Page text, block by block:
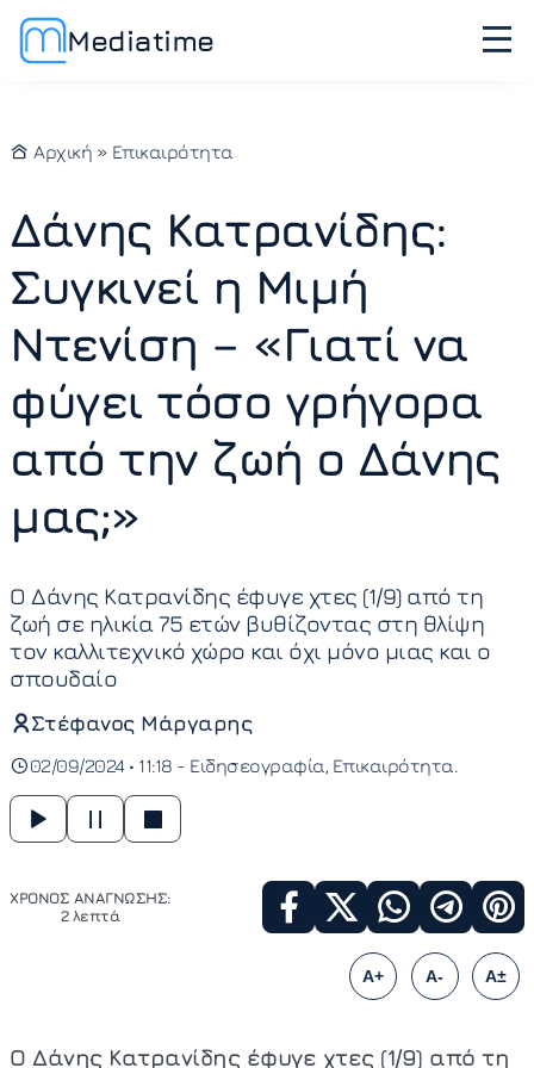
Mediatime
Αρχική » Επικαιρότητα
Δάνης Κατρανίδης:
Συγκινεί η Μιμή
Ντενίση – «Γιατί να
φύγει τόσο γρήγορα
από την ζωή ο Δάνης
μας;»
Ο Δάνης Κατρανίδης έφυγε χτες (1/9) από τη
ζωή σε ηλικία 75 ετών βυθίζοντας στη θλίψη
τον καλλιτεχνικό χώρο και όχι μόνο μιας και ο
σπουδαίο
Στέφανος Μάργαρης
02/09/2024 • 11:18 - Ειδησεογραφία Επικαιρότητα
ΧΡΟΝΟΣ ΑΝΑΓΝΩΣΗΣ:
2 λεπτά
A+ A- A±
Ο Δάνης Κατρανίδης έφυγε χτες (1/9) από τη